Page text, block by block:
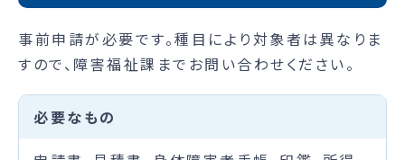
事前申請が必要です。種目により対象者は異なりま
すので、障害福祉課までお問い合わせください。
必要なもの